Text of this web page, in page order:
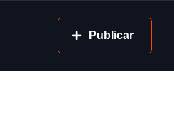
Publicar